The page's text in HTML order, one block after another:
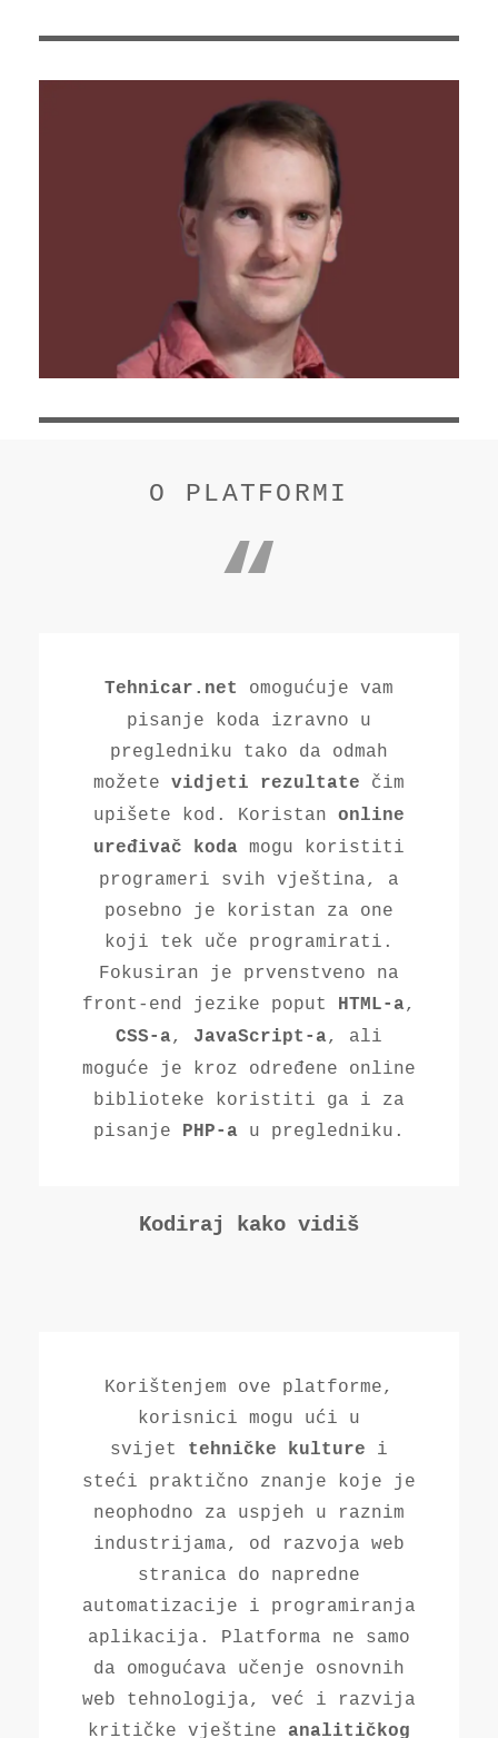
O PLATFORMI
Tehnicar.net omogućuje vam
pisanje koda izravno u
pregledniku tako da odmah
možete vidjeti rezultate čim
upišete kod. Koristan online
uređivač koda mogu koristiti
programeri svih vještina, a
posebno je koristan za one
koji tek uče programirati.
Fokusiran je prvenstveno na
front-end jezike poput
HTML-a,
CSS-a, JavaScript-a, ali
moguće je kroz određene online
biblioteke koristiti ga i za
pisanje
PHP-a u pregledniku.
Kodiraj kako vidiš
Korištenjem ove platforme,
korisnici mogu ući u
svijet tehničke kulture i
steći praktično znanje koje je
neophodno za uspjeh u raznim
industrijama, od razvoja web
stranica do napredne
automatizacije i programiranja
aplikacija. Platforma ne samo
da omogućava učenje osnovnih
web tehnologija, već i razvija
kritičke vještine analitičkog